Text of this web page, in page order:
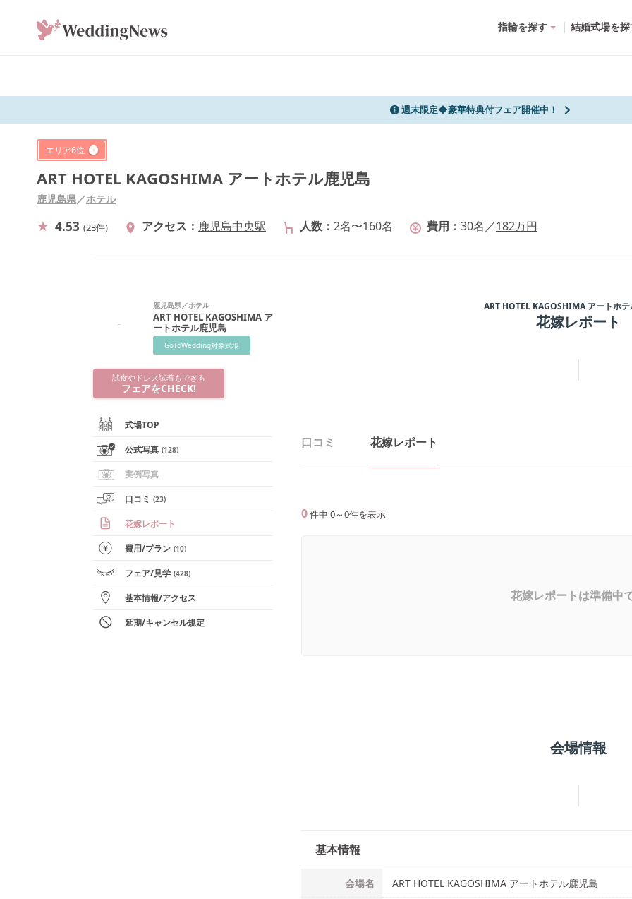
指輪を探す 結婚式場を
週末限定◆豪華特典付フェア開催中！
エリア6位
ART HOTEL KAGOSHIMA アートホテル鹿児島
鹿児島県／ホテル
4.53 (23件) アクセス 鹿児島中央駅 人数 2名〜160名 費用 30名 ／182万円
鹿児島県／ホテル
ART HOTEL KAGOSHIMA ア
ートホテル鹿児島
GoToWedding対象式場
試食やドレス試着もできる
フェアをCHECK!
式場TOP
公式写真 (128)
実例写真
口コミ (23)
花嫁レポート
費用/プラン (10)
フェア/見学 (428)
基本情報/アクセス
延期/キャンセル規定
ART HOTEL KAGOSHIMA アートホ
花嫁レポート
口コミ 花嫁レポート
0件中 0～0件を表示
花嫁レポートは準備中
会場情報
基本情報
会場名 ART HOTEL KAGOSHIMA アートホテル鹿児島